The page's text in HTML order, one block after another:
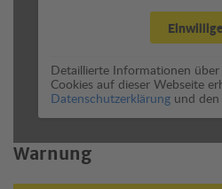
Detaillierte Informationen über
Cookies auf dieser Webseite
Datenschutzerklärung und den
Warnung